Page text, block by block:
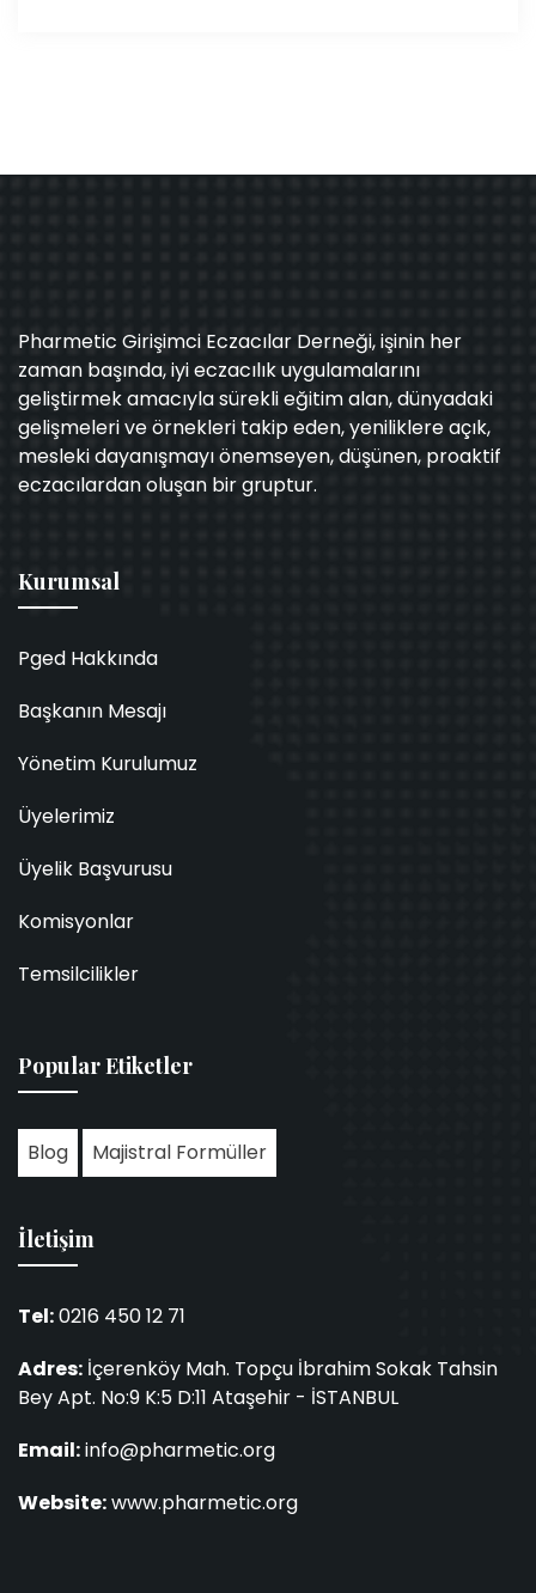
Pharmetic Girişimci Eczacılar Derneği, işinin her
zaman başında, iyi eczacılık uygulamalarını
geliştirmek amacıyla sürekli eğitim alan, dünyadaki
gelişmeleri ve örnekleri takip eden, yeniliklere açık,
mesleki dayanışmayı önemseyen, düşünen, proaktif
eczacılardan oluşan bir gruptur.
Kurumsal
Pged Hakkında
Başkanın Mesajı
Yönetim Kurulumuz
Üyelerimiz
Üyelik Başvurusu
Komisyonlar
Temsilcilikler
Popular Etiketler
Blog Majistral Formüller
İletişim
Tel:0216 450 12 71
Adres: İçerenköy Mah. Topçu İbrahim Sokak Tahsin
Bey Apt. No:9 K:5 D:11 Ataşehir - İSTANBUL
Email:info@pharmetic.org
Website:www.pharmetic.org